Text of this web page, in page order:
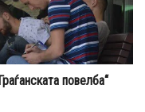
повелба“